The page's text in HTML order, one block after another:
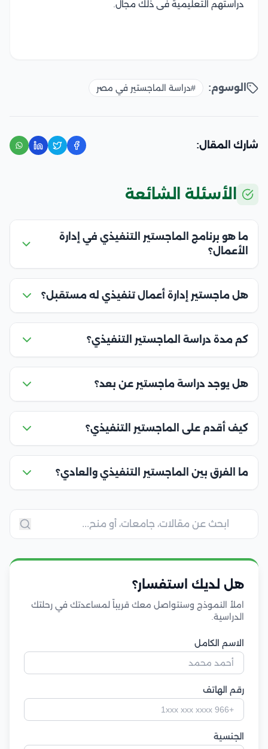
دراستهم التعليمية فى ذلك مجال.
الوسوم: #دراسة الماجستير في مصر
شارك المقال:
الأسئلة الشائعة
ما هو برنامج الماجستير التنفيذي في إدارة
الأعمال؟
هل ماجستير إدارة أعمال تنفيذي له مستقبل؟
كم مدة دراسة الماجستير التنفيذي؟
هل يوجد دراسة ماجستير عن بعد؟
كيف أقدم على الماجستير التنفيذي؟
ما الفرق بين الماجستير التنفيذي والعادي؟
هل لديك استفسار؟
املأ النموذج وسنتواصل معك قريباً لمساعدتك في رحلتك
الدراسية.
الاسم الكامل
رقم الهاتف
الجنسية